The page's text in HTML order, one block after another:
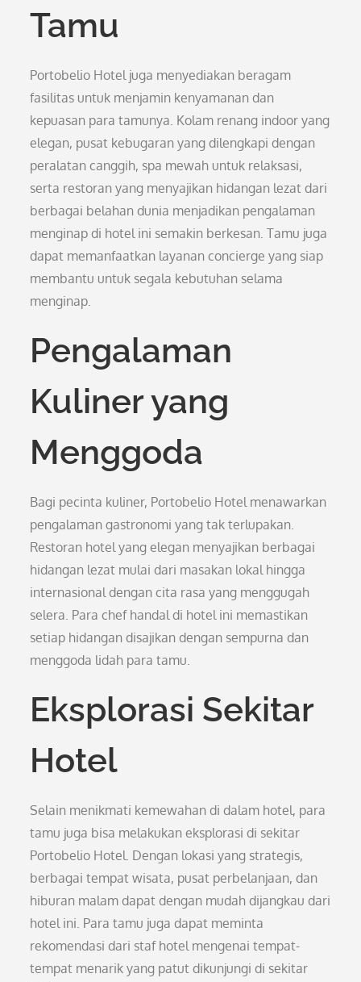
Tamu
Portobelio Hotel juga menyediakan beragam
fasilitas untuk menjamin kenyamanan dan
kepuasan para tamunya. Kolam renang indoor yang
elegan, pusat kebugaran yang dilengkapi dengan
peralatan canggih, spa mewah untuk relaksasi,
serta restoran yang menyajikan hidangan lezat dari
berbagai belahan dunia menjadikan pengalaman
menginap di hotel ini semakin berkesan. Tamu juga
dapat memanfaatkan layanan concierge yang siap
membantu untuk segala kebutuhan selama
menginap.
Pengalaman
Kuliner yang
Menggoda
Bagi pecinta kuliner, Portobelio Hotel menawarkan
pengalaman gastronomi yang tak terlupakan.
Restoran hotel yang elegan menyajikan berbagai
hidangan lezat mulai dari masakan lokal hingga
internasional dengan cita rasa yang menggugah
selera. Para chef handal di hotel ini memastikan
setiap hidangan disajikan dengan sempurna dan
menggoda lidah para tamu.
Eksplorasi Sekitar
Hotel
Selain menikmati kemewahan di dalam hotel, para
tamu juga bisa melakukan eksplorasi di sekitar
Portobelio Hotel. Dengan lokasi yang strategis,
berbagai tempat wisata, pusat perbelanjaan, dan
hiburan malam dapat dengan mudah dijangkau dari
hotel ini. Para tamu juga dapat meminta
rekomendasi dari staf hotel mengenai tempat-
tempat menarik yang patut dikunjungi di sekitar